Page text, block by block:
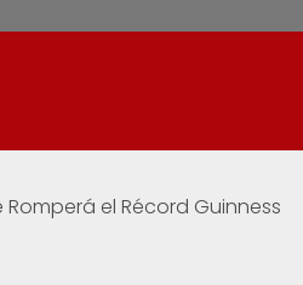
el Récord Guinness